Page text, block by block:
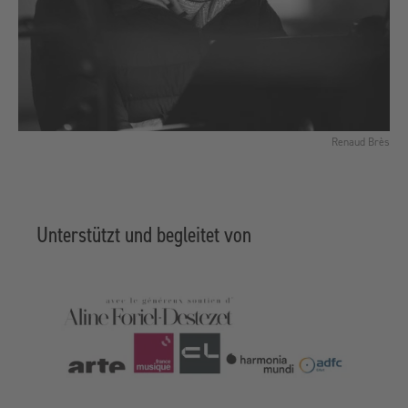
Renaud Brès
Unterstützt und begleitet von